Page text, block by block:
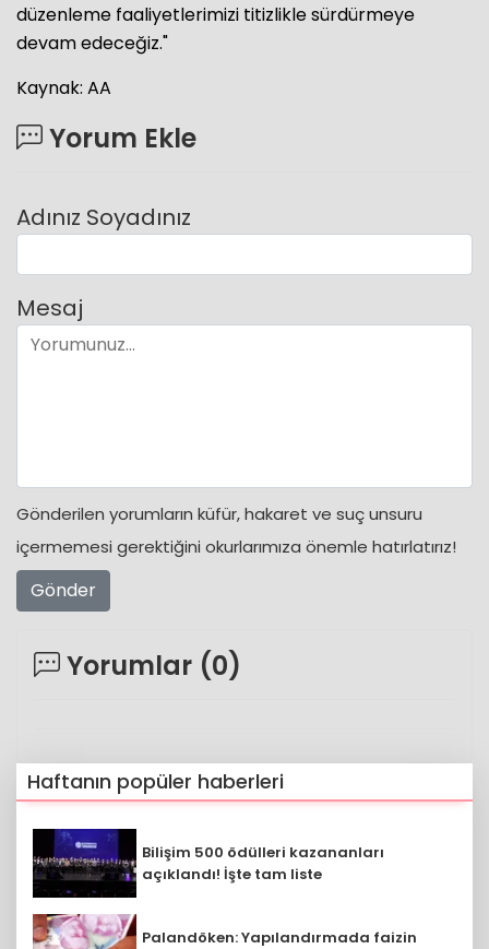
düzenleme faaliyetlerimizi titizlikle sürdürmeye
devam edeceğiz."
Kaynak: AA
Yorum Ekle
Adınız Soyadınız
Mesaj
Gönderilen yorumların küfür, hakaret ve suç unsuru
içermemesi gerektiğini okurlarımıza önemle hatırlatırız!
Gönder
Yorumlar (0)
Haftanın popüler haberleri
Bilişim 500 ödülleri kazananları
açıklandı! İşte tam liste
Palandöken: Yapılandırmada faizin